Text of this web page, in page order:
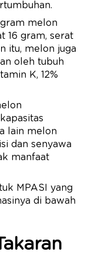
melon
16 gram, serat
itu, melon juga
oleh tubuh
K, 12%
lain melon
dan senyawa
manfaat
MPASI yang
di bawah